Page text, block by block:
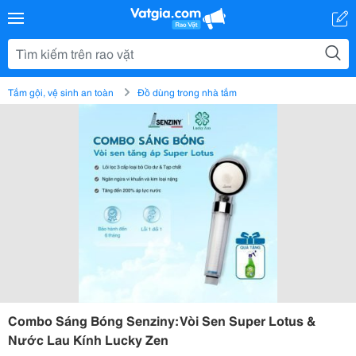
Tắm gội, vệ sinh an toàn Đồ dùng trong nhà tắm
Combo Sáng Bóng Senziny: Vòi Sen Super Lotus &
Nước Lau Kính Lucky Zen